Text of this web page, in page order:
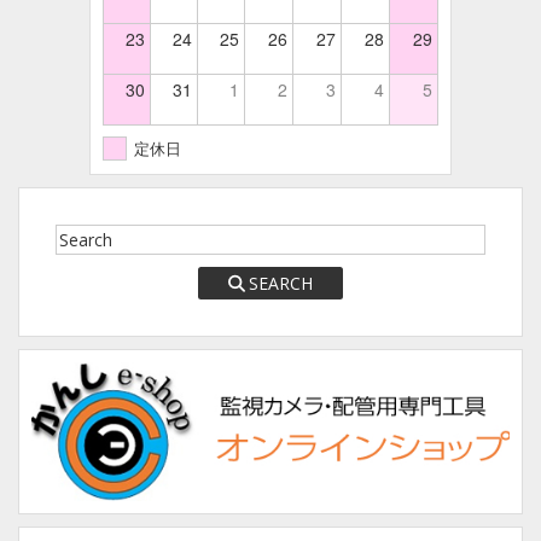
23 24 25 26 27 28 29
30 31 1 2 3 4 5
定休日
SEARCH